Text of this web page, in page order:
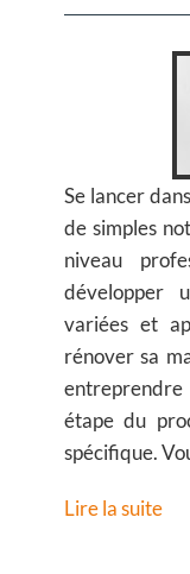
Se lancer
de simples
niveau
développer
variées et
rénover sa
étape du
spécifique.
Lire la suite